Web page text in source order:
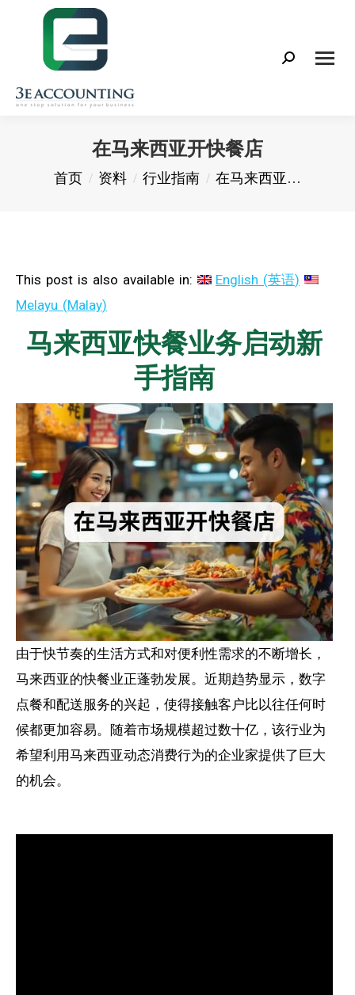
Search:
在马来西亚开快餐店
您在这里：
首页 资料 行业指南 在马来西亚…
This post is also available in: English (英语)
Melayu (Malay)
马来西亚快餐业务启动新
手指南
由于快节奏的生活方式和对便利性需求的不断增长，
马来西亚的快餐业正蓬勃发展。近期趋势显示，数字
点餐和配送服务的兴起，使得接触客户比以往任何时
候都更加容易。随着市场规模超过数十亿，该行业为
希望利用马来西亚动态消费行为的企业家提供了巨大
的机会。